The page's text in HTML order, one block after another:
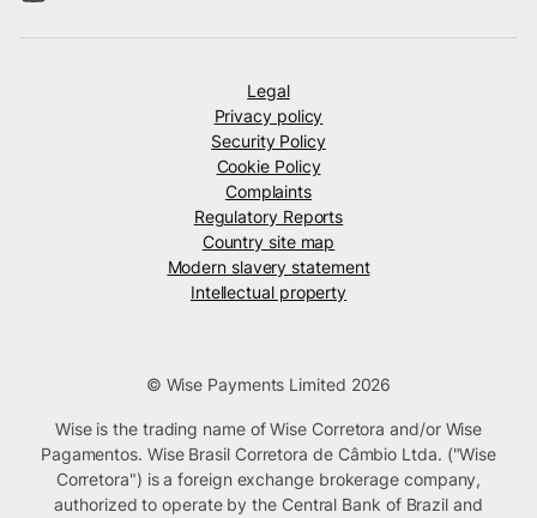
Legal
Privacy policy
Security Policy
Cookie Policy
Complaints
Regulatory Reports
Country site map
Modern slavery statement
Intellectual property
© Wise Payments Limited 2026
Wise is the trading name of Wise Corretora and/or Wise
Pagamentos. Wise Brasil Corretora de Câmbio Ltda. ("Wise
Corretora") is a foreign exchange brokerage company,
authorized to operate by the Central Bank of Brazil and